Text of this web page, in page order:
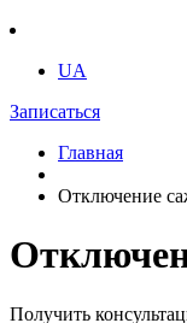
UA
Записаться
Главная
Отключение
Получить